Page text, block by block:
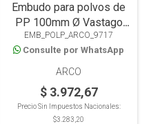
Embudo para polvos de
PP 100mm Ø Vastago
33mm, Autoclavable
EMB_POLP_ARCO_9717
Consulte por WhatsApp
ARCO
$ 3.972,67
Precio Sin Impuestos Nacionales:
$3.283,20